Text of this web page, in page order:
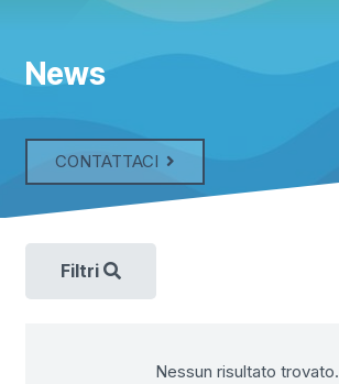
News
CONTATTACI
Filtri
Nessun risultato trovato.